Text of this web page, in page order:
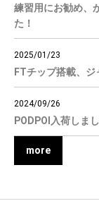
練習用にお勧め、
た！
2025/01/23
FTチップ搭載、ジ
2024/09/26
PODPOI入荷しま
more